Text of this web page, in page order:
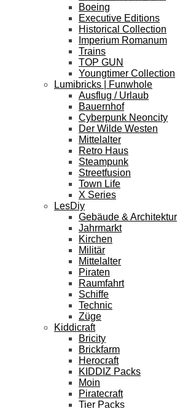
Boeing
Executive Editions
Historical Collection
Imperium Romanum
Trains
TOP GUN
Youngtimer Collection
Lumibricks | Funwhole
Ausflug / Urlaub
Bauernhof
Cyberpunk Neoncity
Der Wilde Westen
Mittelalter
Retro Haus
Steampunk
Streetfusion
Town Life
X Series
LesDiy
Gebäude & Architektur
Jahrmarkt
Kirchen
Militär
Mittelalter
Piraten
Raumfahrt
Schiffe
Technic
Züge
Kiddicraft
Bricity
Brickfarm
Herocraft
KIDDIZ Packs
Moin
Piratecraft
Tier Packs